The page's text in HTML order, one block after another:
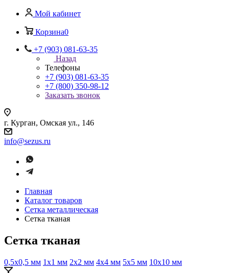
Мой кабинет
Корзина0
+7 (903) 081-63-35
Назад
Телефоны
+7 (903) 081-63-35
+7 (800) 350-98-12
Заказать звонок
г. Курган, Омская ул., 146
info@sezus.ru
Главная
Каталог товаров
Сетка металлическая
Сетка тканая
Сетка тканая
0,5х0,5 мм 1х1 мм 2х2 мм 4х4 мм 5х5 мм 10х10 мм